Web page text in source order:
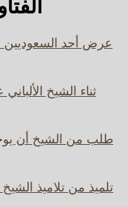
ثناء الشيخ
طلب من الشيخ أن
تلميذ من تلاميذ الشيخ